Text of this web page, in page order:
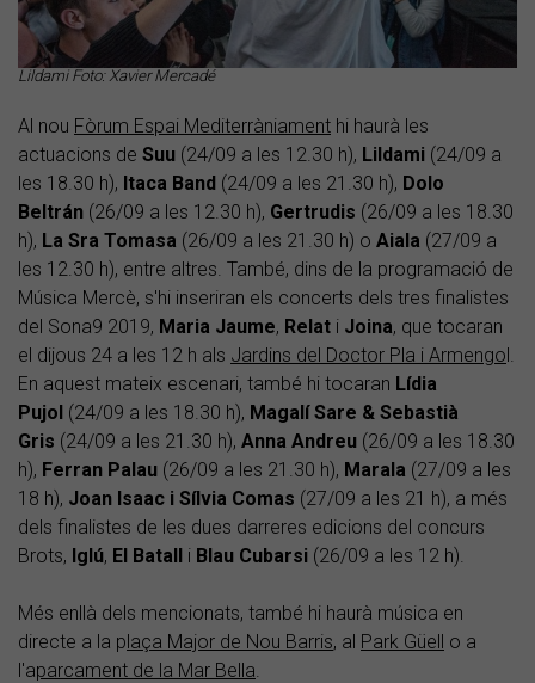
Lildami Foto: Xavier Mercadé
Al nou Fòrum Espai Mediterràniament hi haurà les
actuacions de Suu (24/09 a les 12.30 h), Lildami (24/09 a
les 18.30 h), Itaca Band (24/09 a les 21.30 h), Dolo
Beltrán (26/09 a les 12.30 h), Gertrudis (26/09 a les 18.30
h), La Sra Tomasa (26/09 a les 21.30 h) o Aiala (27/09 a
les 12.30 h), entre altres. També, dins de la programació de
Música Mercè, s'hi inseriran els concerts dels tres finalistes
del Sona9 2019, Maria Jaume, Relat i Joina, que tocaran
el dijous 24 a les 12 h als Jardins del Doctor Pla i Armengol.
En aquest mateix escenari, també hi tocaran Lídia
Pujol (24/09 a les 18.30 h), Magalí Sare & Sebastià
Gris (24/09 a les 21.30 h), Anna Andreu (26/09 a les 18.30
h), Ferran Palau (26/09 a les 21.30 h), Marala (27/09 a les
18 h), Joan Isaac i Sílvia Comas (27/09 a les 21 h), a més
dels finalistes de les dues darreres edicions del concurs
Brots, Iglú, El Batall i Blau Cubarsi (26/09 a les 12 h).
Més enllà dels mencionats, també hi haurà música en
directe a la plaça Major de Nou Barris, al Park Güell o a
l'aparcament de la Mar Bella